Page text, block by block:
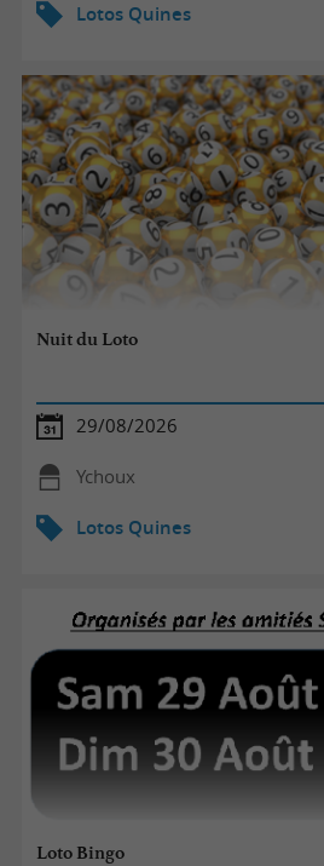
Lotos Quines
Nuit du Loto
29/08/2026
Ychoux
Lotos Quines
Loto Bingo